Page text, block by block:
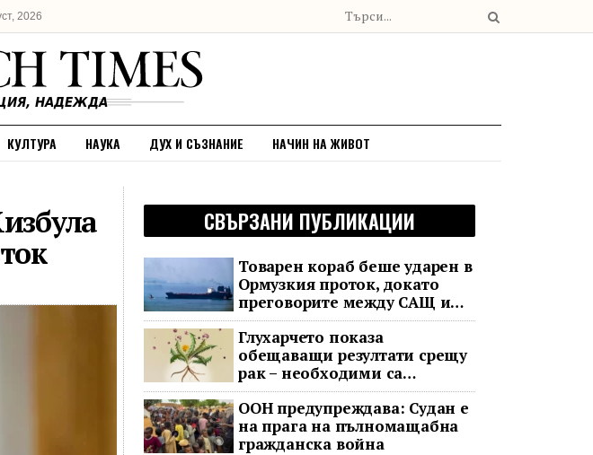
2026
КУЛТУРА НАУКА ДУХ И СЪЗНАНИЕ НАЧИН НА ЖИВОТ
СВЪРЗАНИ ПУБЛИКАЦИИ
Товарен кораб беше ударен в
Ормузкия проток, докато
преговорите между САЩ и
Иран останаха в безизходица
Глухарчето показа
обещаващи резултати срещу
рак – необходими са
изпитания с хора
ООН предупреждава: Судан е
на прага на пълномащабна
гражданска война